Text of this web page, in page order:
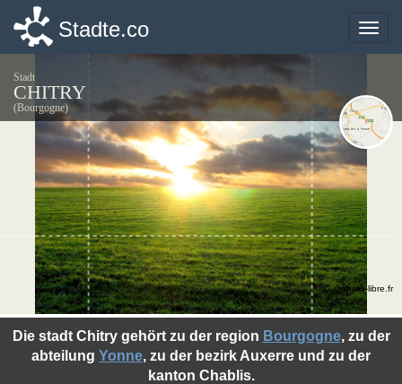
Toggle
Stadte.co
Stadt
CHITRY
(Bourgogne)
Die stadt Chitry gehört zu der region Bourgogne, zu der
abteilung Yonne, zu der bezirk Auxerre und zu der
kanton Chablis.
©photo-libre.fr
Toggle
Stadte.co